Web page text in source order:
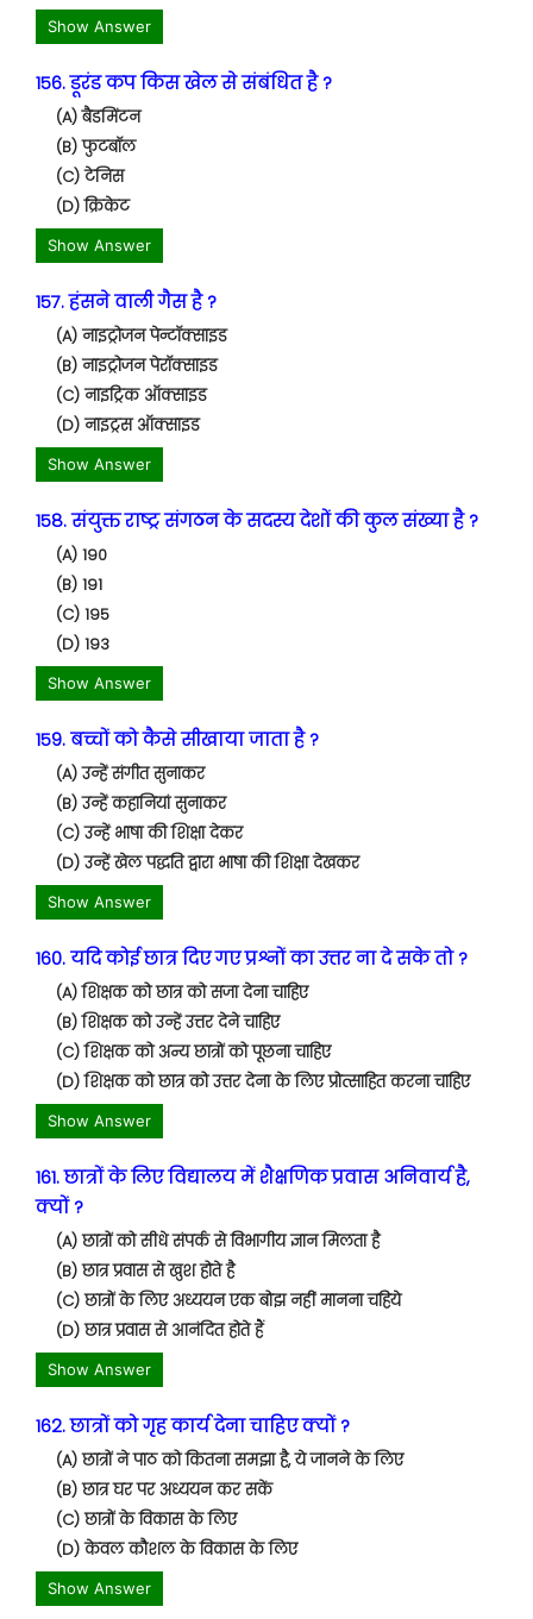
Show Answer
156. डूरंड कप किस खेल से संबंधित है ?
(A) बैडमिंटन
(B) फुटबॉल
(C) टेनिस
(D) क्रिकेट
Show Answer
157. हंसने वाली गैस है ?
(A) नाइट्रोजन पेन्टॉक्साइड
(B) नाइट्रोजन पेरॉक्साइड
(C) नाइट्रिक ऑक्साइड
(D) नाइट्रस ऑक्साइड
Show Answer
158. संयुक्त राष्ट्र संगठन के सदस्य देशों की कुल संख्या है ?
(A) 190
(B) 191
(C) 195
(D) 193
Show Answer
159. बच्चों को कैसे सीखाया जाता है ?
(A) उन्हें संगीत सुनाकर
(B) उन्हें कहानियां सुनाकर
(C) उन्हें भाषा की शिक्षा देकर
(D) उन्हें खेल पद्धति द्वारा भाषा की शिक्षा देखकर
Show Answer
160. यदि कोई छात्र दिए गए प्रश्नों का उत्तर ना दे सके तो ?
(A) शिक्षक को छात्र को सजा देना चाहिए
(B) शिक्षक को उन्हें उत्तर देने चाहिए
(C) शिक्षक को अन्य छात्रों को पूछना चाहिए
(D) शिक्षक को छात्र को उत्तर देना के लिए प्रोत्साहित करना चाहिए
Show Answer
161. छात्रों के लिए विद्यालय में शैक्षणिक प्रवास अनिवार्य है,
क्यों ?
(A) छात्रों को सीधे संपर्क से विभागीय ज्ञान मिलता है
(B) छात्र प्रवास से खुश होते है
(C) छात्रों के लिए अध्ययन एक बोझ नहीं मानना चहिये
(D) छात्र प्रवास से आनंदित होते हैं
Show Answer
162. छात्रों को गृह कार्य देना चाहिए क्यों ?
(A) छात्रों ने पाठ को कितना समझा है, ये जानने के लिए
(B) छात्र घर पर अध्ययन कर सकें
(C) छात्रों के विकास के लिए
(D) केवल कौशल के विकास के लिए
Show Answer